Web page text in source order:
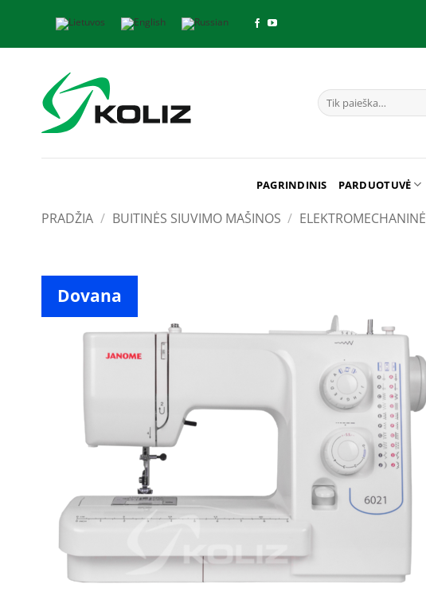
content
Ieškoti:
PAGRINDINIS PARDUOTUVĖ
PRADŽIA / BUITINĖS SIUVIMO MAŠINOS /
Dovana